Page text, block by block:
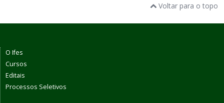
Voltar para o topo
O Ifes
Cursos
Editais
Processos Seletivos